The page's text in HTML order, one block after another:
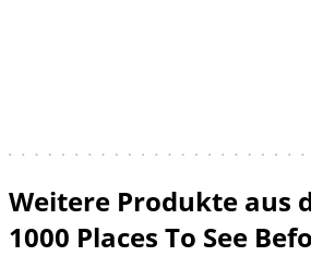
Weitere Produkte aus
1000 Places To See